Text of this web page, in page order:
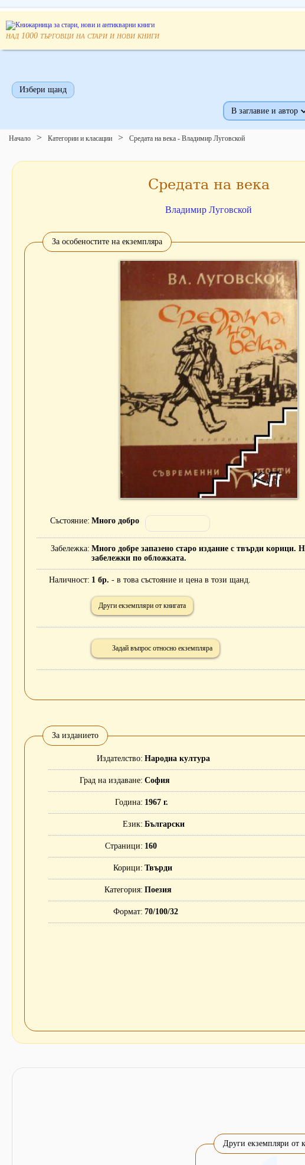
над 1000 търговци на стари и нови книги
Избери щанд
В заглавие и автор
Начало Категории и класации Средата на века - Владимир Луговской
Средата на века
Владимир Луговской
За особеностите на екземпляра
Състояние Много добро
Забележка Много добре запазено старо издание с твърди корици.
забележки по обложката.
Наличност 1 бр. - в това състояние и цена в този щанд.
Други екземпляри от книгата
Задай въпрос относно екземпляра
За изданието
Издателство Народна култура
Град на издаване София
Година 1967 г.
Език Български
Страници 160
Корици Твърди
Категория Поезия
Формат 70/100/32
Други екземпляри от